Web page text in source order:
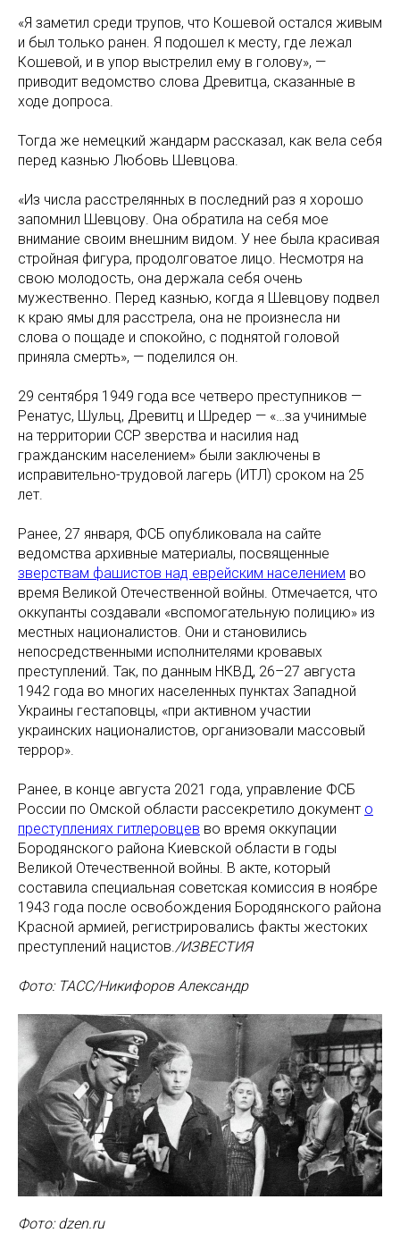
«Я заметил среди трупов, что Кошевой остался живым
и был только ранен. Я подошел к месту, где лежал
Кошевой, и в упор выстрелил ему в голову», —
приводит ведомство слова Древитца, сказанные в
ходе допроса.
Тогда же немецкий жандарм рассказал, как вела себя
перед казнью Любовь Шевцова.
«Из числа расстрелянных в последний раз я хорошо
запомнил Шевцову. Она обратила на себя мое
внимание своим внешним видом. У нее была красивая
стройная фигура, продолговатое лицо. Несмотря на
свою молодость, она держала себя очень
мужественно. Перед казнью, когда я Шевцову подвел
к краю ямы для расстрела, она не произнесла ни
слова о пощаде и спокойно, с поднятой головой
приняла смерть», — поделился он.
29 сентября 1949 года все четверо преступников —
Ренатус, Шульц, Древитц и Шредер — «…за учинимые
на территории ССР зверства и насилия над
гражданским населением» были заключены в
исправительно-трудовой лагерь (ИТЛ) сроком на 25
лет.
Ранее, 27 января, ФСБ опубликовала на сайте
ведомства архивные материалы, посвященные
зверствам фашистов над еврейским населением во
время Великой Отечественной войны. Отмечается, что
оккупанты создавали «вспомогательную полицию» из
местных националистов. Они и становились
непосредственными исполнителями кровавых
преступлений. Так, по данным НКВД, 26–27 августа
1942 года во многих населенных пунктах Западной
Украины гестаповцы, «при активном участии
украинских националистов, организовали массовый
террор».
Ранее, в конце августа 2021 года, управление ФСБ
России по Омской области рассекретило документ о
преступлениях гитлеровцев во время оккупации
Бородянского района Киевской области в годы
Великой Отечественной войны. В акте, который
составила специальная советская комиссия в ноябре
1943 года после освобождения Бородянского района
Красной армией, регистрировались факты жестоких
преступлений нацистов./ИЗВЕСТИЯ
Фото: ТАСС/Никифоров Александр
Фото: dzen.ru